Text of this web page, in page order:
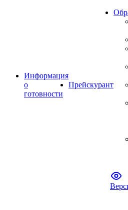
Информация
о
готовности
Прейскурант